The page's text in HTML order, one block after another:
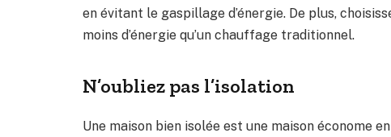
en évitant le gaspillage d’énergie. De plus,
moins d’énergie qu’un chauffage traditionnel.
N’oubliez pas l’isolation
Une maison bien isolée est une maison économe